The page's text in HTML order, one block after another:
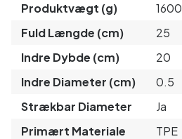
Produktvægt (g)
1600
Fuld Længde (cm)
25
Indre Dybde (cm)
20
Indre Diameter (cm)
0.5
Strækbar Diameter
Ja
Primært Materiale
TPE